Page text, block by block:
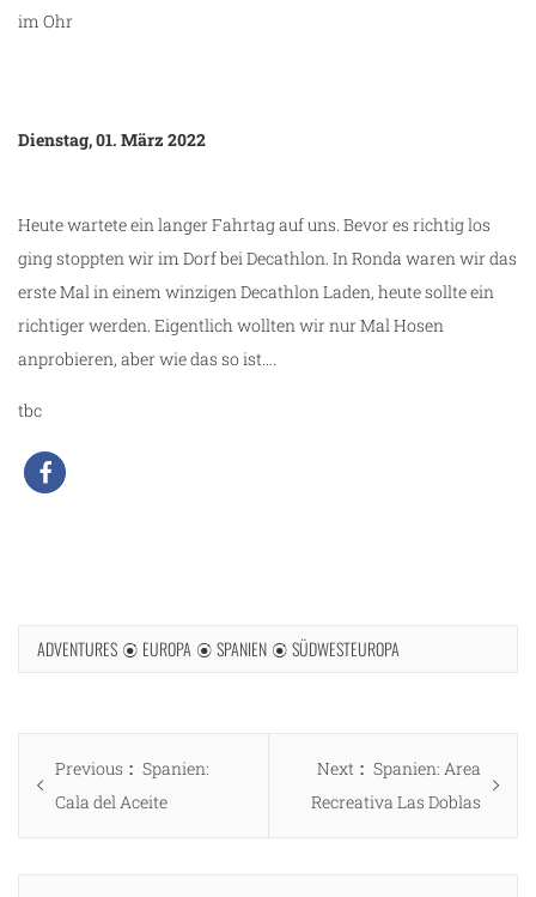
im Ohr
Dienstag, 01. März 2022
Heute wartete ein langer Fahrtag auf uns. Bevor es richtig los
ging stoppten wir im Dorf bei Decathlon. In Ronda waren wir das
erste Mal in einem winzigen Decathlon Laden, heute sollte ein
richtiger werden. Eigentlich wollten wir nur Mal Hosen
anprobieren, aber wie das so ist….
tbc
ADVENTURES EUROPA SPANIEN SÜDWESTEUROPA
Beitragsnavigation
Previous
Previous
post:
Spanien:
Cala del Aceite
Next
Next
post:
Spanien: Area
Recreativa Las Doblas